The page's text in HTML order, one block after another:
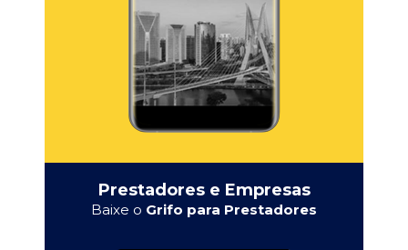
Prestadores e Empresas
Baixe o Grifo para Prestadores